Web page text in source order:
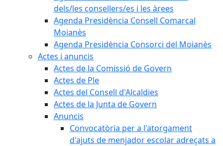
dels/les consellers/es i les àrees
Agenda Presidència Consell Comarcal
Moianès
Agenda Presidència Consorci del Moianès
Actes i anuncis
Actes de la Comissió de Govern
Actes de Ple
Actes del Consell d'Alcaldies
Actes de la Junta de Govern
Anuncis
Convocatòria per a l'atorgament
d'ajuts de menjador escolar adreçats a